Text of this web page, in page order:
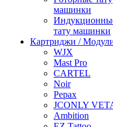
машинки
тату машинки
Картриджи /
WJX
Mast Pro
CARTEL
Noir
Pepax
JCONLY
Ambition